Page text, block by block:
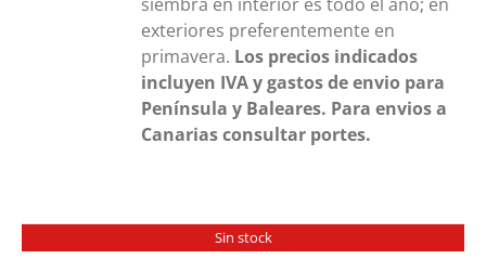
exteriores preferentemente en
primavera. Los precios indicados
incluyen IVA y gastos de envio para
Península y Baleares. Para envios a
Canarias consultar portes.
Sin stock